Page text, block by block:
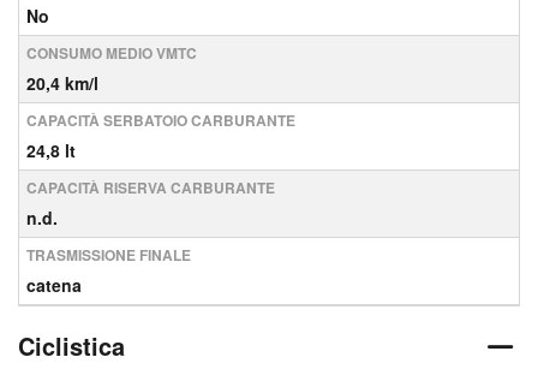
No
CONSUMO MEDIO VMTC
20,4 km/l
CAPACITÀ SERBATOIO CARBURANTE
24,8 lt
CAPACITÀ RISERVA CARBURANTE
n.d.
TRASMISSIONE FINALE
catena
Ciclistica